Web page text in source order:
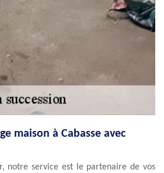
maison à Cabasse avec
notre service est le partenaire de vos